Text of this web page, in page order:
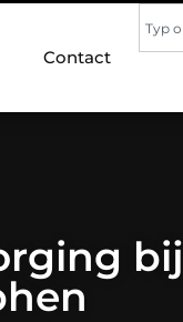
Contact
bij